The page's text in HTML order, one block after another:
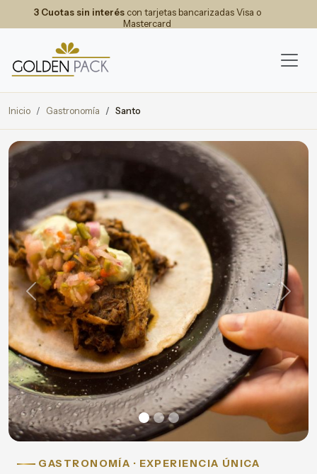
3 Cuotas sin interéscon tarjetas bancarizadas Visa o
Mastercard
Inicio Gastronomía Santo
Previous Next
GASTRONOMÍA · EXPERIENCIA ÚNICA